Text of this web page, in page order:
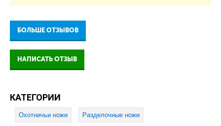
БОЛЬШЕ ОТЗЫВОВ
НАПИСАТЬ ОТЗЫВ
КАТЕГОРИИ
Охотничьи ножи Разделочные ножи